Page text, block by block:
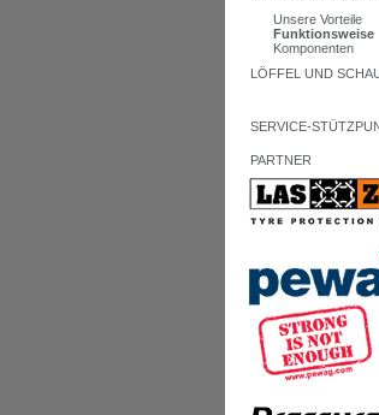
Unsere Vorteile
Funktionsweise
Komponenten
LÖFFEL UND
SERVICE-
PARTNER